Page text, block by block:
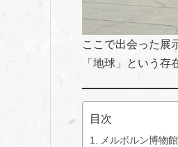
ここで出会った展
「地球」という存
目次
メルボルン博物